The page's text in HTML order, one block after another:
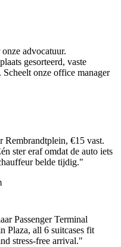
advocatuur.
gesorteerd, vaste
onze office manager
Rembrandtplein, €15 vast.
ster eraf omdat de auto iets
belde tijdig."
Passenger Terminal
Plaza, all 6 suitcases fit
stress-free arrival."